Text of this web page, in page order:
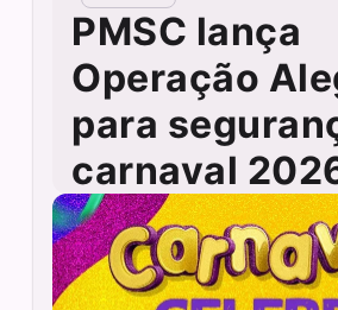
PMSC lança
Operação
para
carnaval